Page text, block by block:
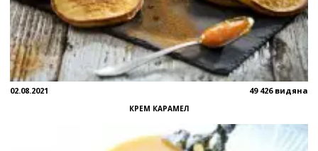
02.08.2021 49 426 видяна
КРЕМ КАРАМЕЛ